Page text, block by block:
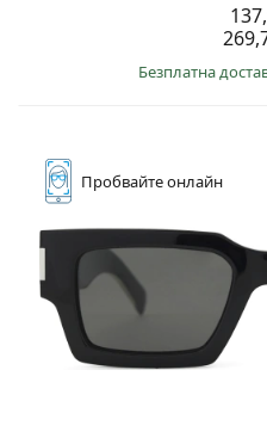
Безплатна
Пробвайтеонлайн